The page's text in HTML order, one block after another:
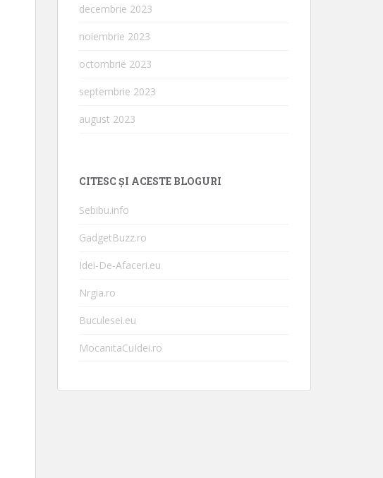
decembrie 2023
noiembrie 2023
octombrie 2023
septembrie 2023
august 2023
CITESC ȘI ACESTE BLOGURI
Sebibu.info
GadgetBuzz.ro
Idei-De-Afaceri.eu
Nrgia.ro
Buculesei.eu
MocanitaCuIdei.ro